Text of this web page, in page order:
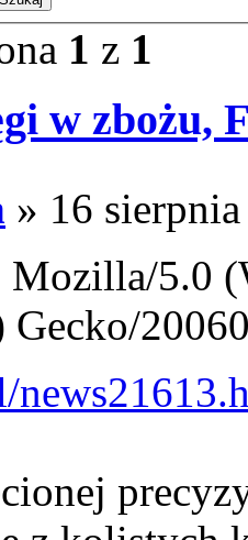
1 z 1
w zbożu,
» 16
Mozilla/5.0